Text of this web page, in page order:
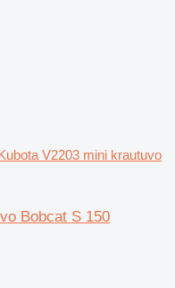
V2203 mini krautuvo
Bobcat S 150